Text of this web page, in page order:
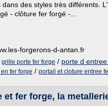
dans des styles très différents.
- clôture fer forgé -...
forgerons-d-antan.fr
grille porte fer forge / porte d
fer forge / portail et cloture entree
et fer forge, la